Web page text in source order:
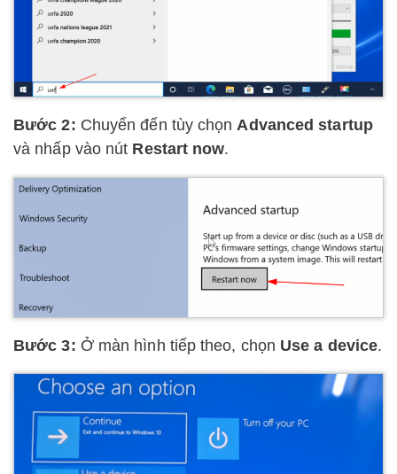
Bước 2: Chuyển đến tùy chọn Advanced startup
và nhấp vào nút Restart now.
Bước 3: Ở màn hình tiếp theo, chọn Use a device.